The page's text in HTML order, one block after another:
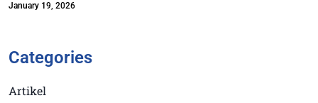
January 19, 2026
Categories
Artikel